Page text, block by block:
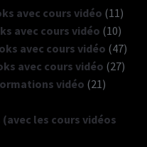
avec cours vidéo 1111
avec cours vidéo 1010
avec cours vidéo 4747
avec cours vidéo 2727
formations vidéo 2121
les cours vidéos